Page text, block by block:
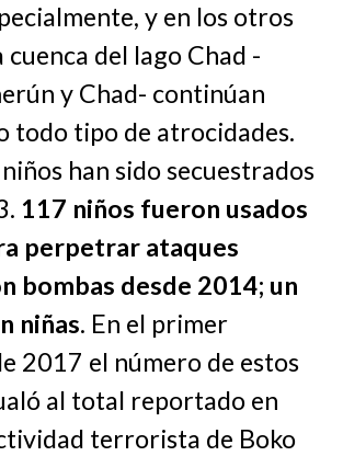
y en los otros
cuenca del lago Chad -
y Chad- continúan
todo tipo de atrocidades.
han sido secuestrados
117 niños fueron usados
perpetrar ataques
bombas desde 2014; un
niñas. En el primer
2017 el número de estos
al total reportado en
terrorista de Boko